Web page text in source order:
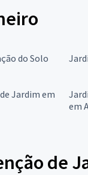
do Solo
Jardim em
em
de